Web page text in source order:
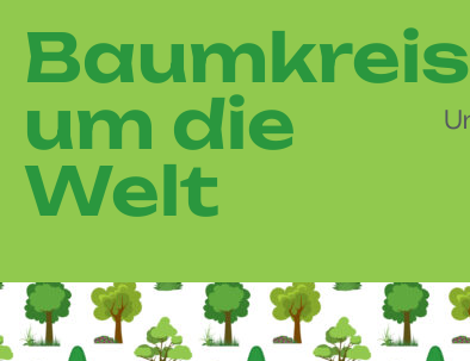
Baumkreis
um die
Welt